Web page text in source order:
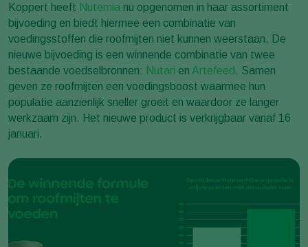
Koppert heeft Nutemia nu opgenomen in haar assortiment
bijvoeding en biedt hiermee een combinatie van
voedingsstoffen die roofmijten niet kunnen weerstaan. De
nieuwe bijvoeding is een winnende combinatie van twee
bestaande voedselbronnen: Nutari en Artefeed . Samen
geven ze roofmijten een voedingsboost waarmee hun
populatie aanzienlijk sneller groeit en waardoor ze langer
werkzaam zijn. Het nieuwe product is verkrijgbaar vanaf 16
januari.